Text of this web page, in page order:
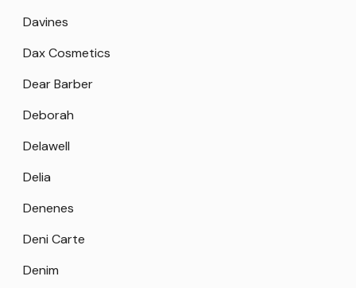
Davines
Dax Cosmetics
Dear Barber
Deborah
Delawell
Delia
Denenes
Deni Carte
Denim